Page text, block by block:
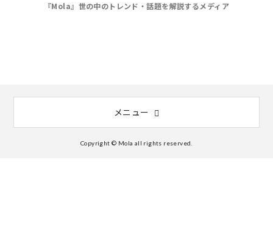
『Mola』世の中のトレンド・話題を解説するメディア
メニュー
Copyright © Mola all rights reserved.